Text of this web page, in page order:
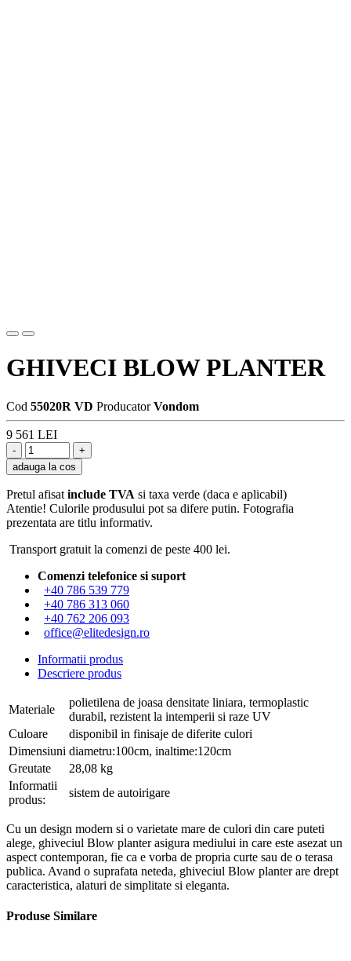
GHIVECI BLOW PLANTER
Cod 55020R VD Producator Vondom
9 561 LEI
adauga la cos
Pretul afisat include TVA si taxa verde (daca e aplicabil)
Atentie! Culorile produsului pot sa difere putin. Fotografia
prezentata are titlu informativ.
Transport gratuit la comenzi de peste 400 lei.
Comenzi telefonice si suport
+40 786 539 779
+40 786 313 060
+40 762 206 093
office@elitedesign.ro
Informatii produs
Descriere produs
Materiale
polietilena de joasa densitate liniara, termoplastic
durabil, rezistent la intemperii si raze UV
Culoare
disponibil in finisaje de diferite culori
Dimensiuni diametru:100cm, inaltime:120cm
Greutate
28,08 kg
Informatii
produs:
sistem de autoirigare
Cu un design modern si o varietate mare de culori din care puteti
alege, ghiveciul Blow planter asigura mediului in care este asezat un
aspect contemporan, fie ca e vorba de propria curte sau de o terasa
publica. Avand o suprafata neteda, ghiveciul Blow planter are drept
caracteristica, alaturi de simplitate si eleganta.
Produse Similare